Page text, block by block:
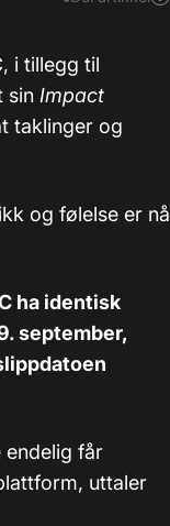
i tillegg til
sin Impact
taklinger og
og følelse er nå
ha identisk
september,
endelig får
uttaler